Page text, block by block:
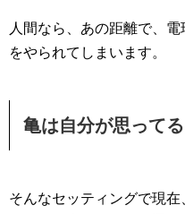
人間なら、あの距離で、
をやられてしまいます。
亀は自分が思って
そんなセッティングで現